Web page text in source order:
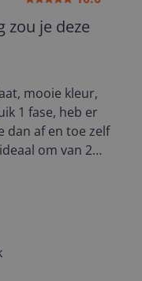
zou je deze
mooie kleur,
1 fase, heb er
dan af en toe zelf
om van 2
lange schotel.
alleen maar
maakt.